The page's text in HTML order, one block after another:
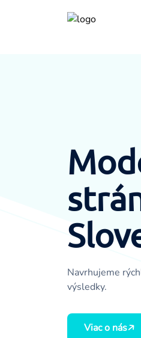
Navrhujeme
výsledky.
Viac o nás